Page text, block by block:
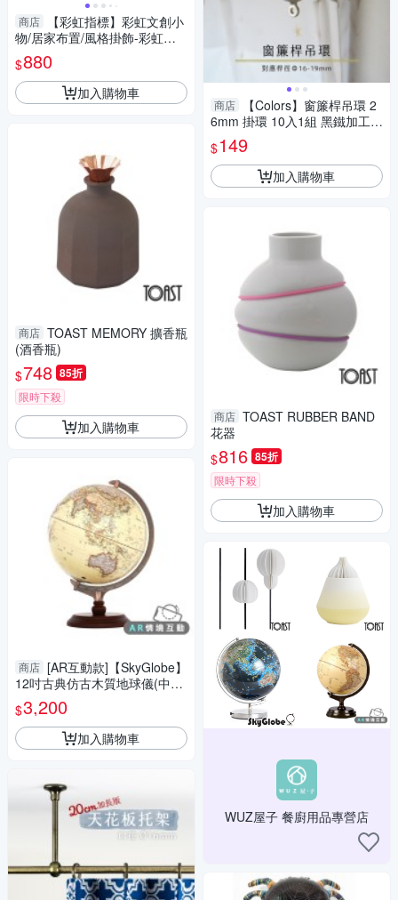
商店
【彩虹指標】彩虹文創小
物/居家布置/風格掛飾-彩虹款
門簾
$880
加入購物車
商店 TOAST MEMORY 擴香瓶
(酒香瓶)
$748 85折
限時下殺
加入購物車
商店 [AR互動款]【SkyGlobe】
12吋古典仿古木質地球儀(中英
文對照)(附燈)-大件商品請選宅
配運送
$3,200
加入購物車
商店
【Colors】窗簾桿吊環 2
6mm 掛環 10入1組 黑鐵加工
不易生繡 鋅合金材質 內側樹脂
台灣製
$149
加入購物車
商店 TOAST RUBBER BAND
花器
$816 85折
限時下殺
加入購物車
WUZ屋子 餐廚用品專營店